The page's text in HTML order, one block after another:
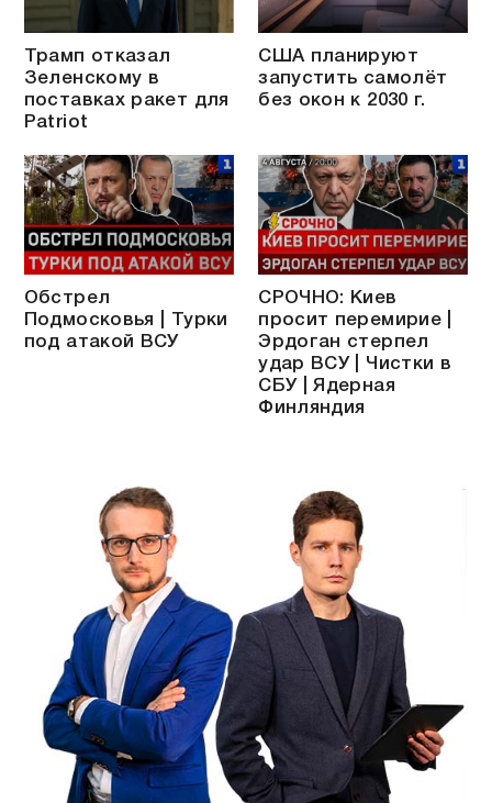
Трамп отказал
Зеленскому в
поставках ракет для
Patriot
США планируют
запустить самолёт
без окон к 2030 г.
Обстрел
Подмосковья | Турки
под атакой ВСУ
СРОЧНО: Киев
просит перемирие |
Эрдоган стерпел
удар ВСУ | Чистки в
СБУ | Ядерная
Финляндия